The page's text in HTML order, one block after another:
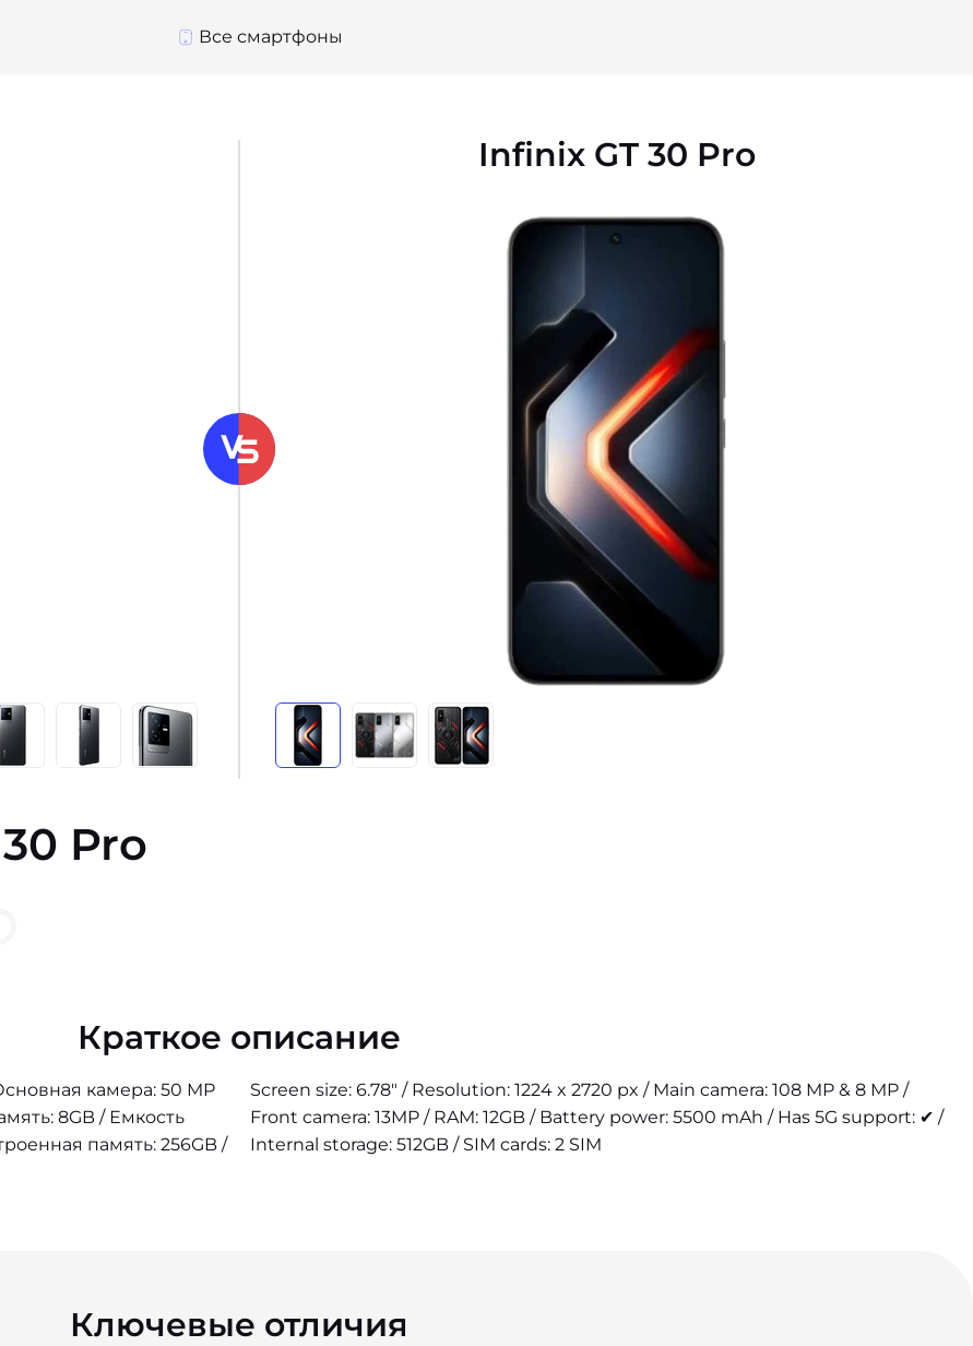
Все смартфоны
Infinix GT 30 Pro
Pro
Краткое описание
камера: 50 MP
8GB / Емкость
память: 256GB /
Screen size: 6.78" / Resolution: 1224 x 2720 px / Main camera: 108 MP & 8 MP /
Front camera: 13MP / RAM: 12GB / Battery power: 5500 mAh / Has 5G support: ✔ /
Internal storage: 512GB / SIM cards: 2 SIM
Ключевые отличия